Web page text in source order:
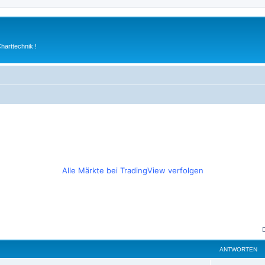
!
Alle Märkte bei TradingView verfolgen
ANTWORTEN